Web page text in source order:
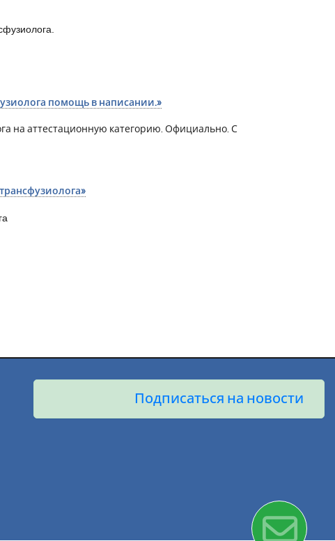
помощь в написании.»
на аттестационную категорию. Официально. С
Подписаться на новости